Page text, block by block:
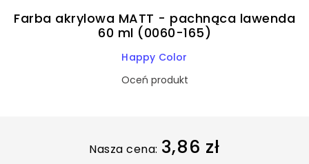
Farba akrylowa MATT - pachnąca lawenda
60 ml (0060-165)
Happy Color
Oceń produkt
Nasza cena: 3,86 zł